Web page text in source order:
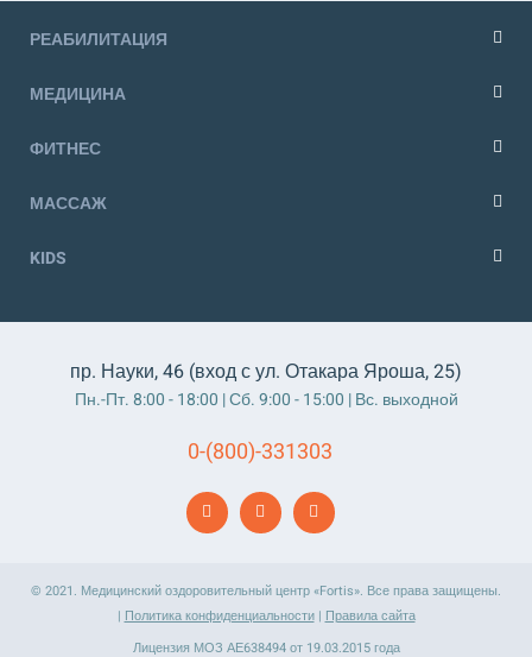
РЕАБИЛИТАЦИЯ
МЕДИЦИНА
ФИТНЕС
МАССАЖ
KIDS
пр. Науки, 46 (вход с ул. Отакара Яроша, 25)
Пн.-Пт. 8:00 - 18:00 | Сб. 9:00 - 15:00 | Вс. выходной
0-(800)-331303
© 2021. Медицинский оздоровительный центр «Fortis». Все права защищены.
| Политика конфиденциальности| Правила сайта
Лицензия МОЗ АЕ638494 от 19.03.2015 года